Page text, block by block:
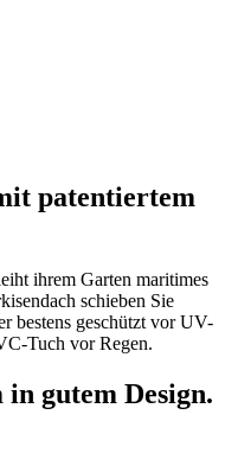
patentiertem
ihrem Garten maritimes
schieben Sie
bestens geschützt vor UV-
Tuch vor Regen.
in gutem Design.